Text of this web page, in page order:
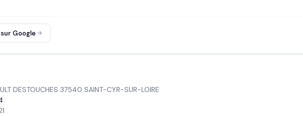
Google
DESTOUCHES 37540 SAINT-CYR-SUR-LOIRE